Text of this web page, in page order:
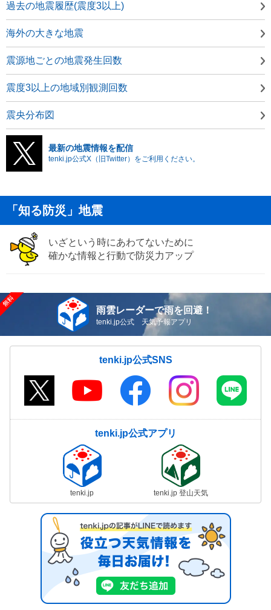
過去の地震履歴(震度3以上)
海外の大きな地震
震源地ごとの地震発生回数
震度3以上の地域別観測回数
震央分布図
最新の地震情報を配信
tenki.jp公式X（旧Twitter）をご利用ください。
「知る防災」地震
いざという時にあわてないために
確かな情報と行動で防災力アップ
雨雲レーダーで雨を回避！
tenki.jp公式 天気予報アプリ
tenki.jp公式SNS
tenki.jp公式アプリ
tenki.jp tenki.jp 登山天気